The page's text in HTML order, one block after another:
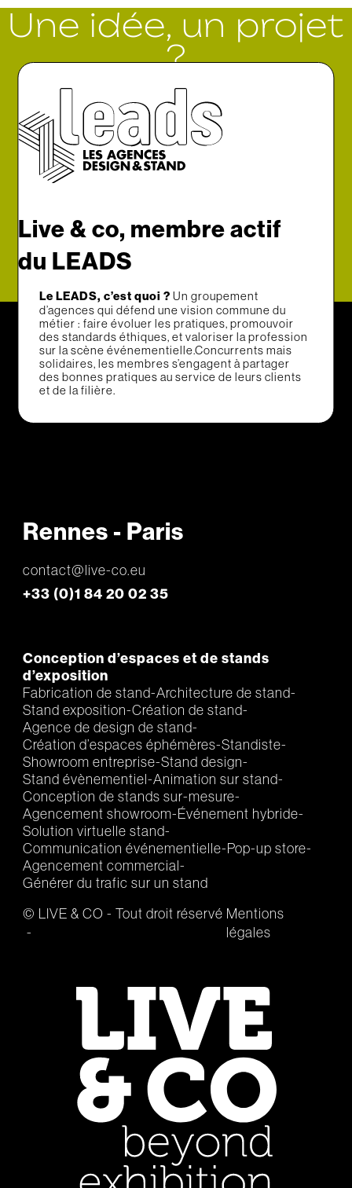
Une idée, un projet
?
Parlons-en.
Live & co, membre actif
du LEADS
Le LEADS, c’est quoi ?Un groupement
d’agences qui défend une vision commune du
métier : faire évoluer les pratiques, promouvoir
des standards éthiques, et valoriser la profession
sur la scène événementielle.Concurrents mais
solidaires, les membres s’engagent à partager
des bonnes pratiques au service de leurs clients
et de la filière.
Rennes - Paris
contact@live-co.eu
+33 (0)1 84 20 02 35
Conception d’espaces et de stands
d’exposition
Fabrication de stand Architecture de stand
Stand exposition Création de stand
Agence de design de stand
Création d’espaces éphémères Standiste
Showroom entreprise Stand design
Stand évènementiel Animation sur stand
Conception de stands sur-mesure
Agencement showroom Événement hybride
Solution virtuelle stand
Communication événementielle Pop-up store
Agencement commercial
Générer du trafic sur un stand
© LIVE & CO - Tout droit réservé Mentions
légales